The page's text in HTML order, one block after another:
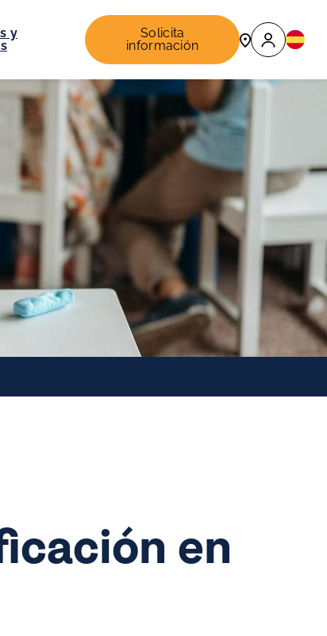
y
Solicita
información
en